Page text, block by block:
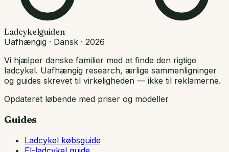
Ladcykelguiden
Uafhængig · Dansk · 2026
Vi hjælper danske familier med at finde den rigtige
ladcykel. Uafhængig research, ærlige sammenligninger
og guides skrevet til virkeligheden — ikke til reklamerne.
Opdateret løbende med priser og modeller
Guides
Ladcykel købsguide